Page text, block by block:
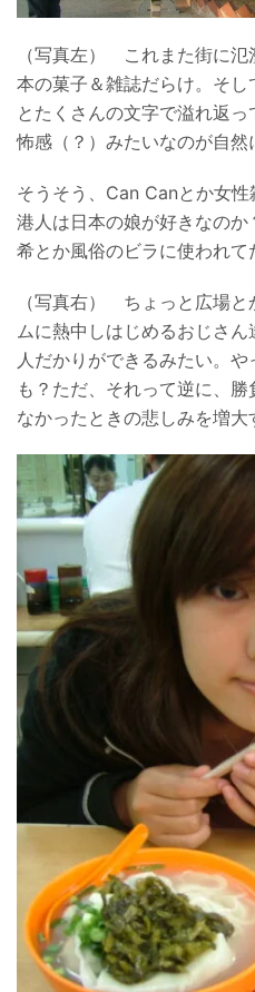
（写真左） これまた街に
本の菓子＆雑誌だらけ。そし
とたくさんの文字で溢れ返
怖感（？）みたいなのが自然
そうそう、Can Canとか女
港人は日本の娘が好きなの
希とか風俗のビラに使われて
（写真右） ちょっと広場
ムに熱中しはじめるおじさ
人だかりができるみたい。
も？ただ、それって逆に、
なかったときの悲しみを増大